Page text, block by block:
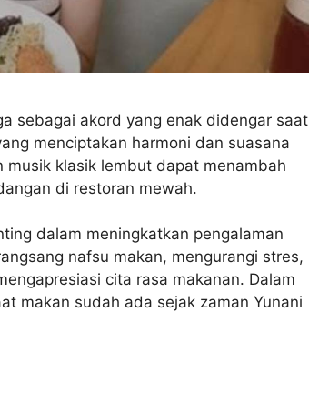
sebagai akord yang enak didengar saat
menciptakan harmoni dan suasana
klasik lembut dapat menambah
di restoran mewah.
dalam meningkatkan pengalaman
nafsu makan, mengurangi stres,
cita rasa makanan. Dalam
makan sudah ada sejak zaman Yunani